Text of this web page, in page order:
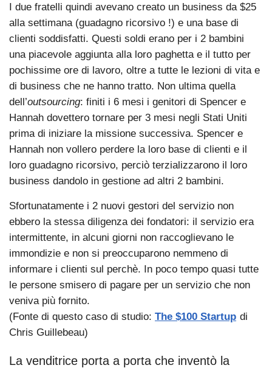
I due fratelli quindi avevano creato un business da $25
alla settimana (guadagno ricorsivo !) e una base di
clienti soddisfatti. Questi soldi erano per i 2 bambini
una piacevole aggiunta alla loro paghetta e il tutto per
pochissime ore di lavoro, oltre a tutte le lezioni di vita e
di business che ne hanno tratto. Non ultima quella
dell’outsourcing: finiti i 6 mesi i genitori di Spencer e
Hannah dovettero tornare per 3 mesi negli Stati Uniti
prima di iniziare la missione successiva. Spencer e
Hannah non vollero perdere la loro base di clienti e il
loro guadagno ricorsivo, perciò terzializzarono il loro
business dandolo in gestione ad altri 2 bambini.
Sfortunatamente i 2 nuovi gestori del servizio non
ebbero la stessa diligenza dei fondatori: il servizio era
intermittente, in alcuni giorni non raccoglievano le
immondizie e non si preoccuparono nemmeno di
informare i clienti sul perchè. In poco tempo quasi tutte
le persone smisero di pagare per un servizio che non
veniva più fornito.
(Fonte di questo caso di studio: The $100 Startup di
Chris Guillebeau)
La venditrice porta a porta che inventò la